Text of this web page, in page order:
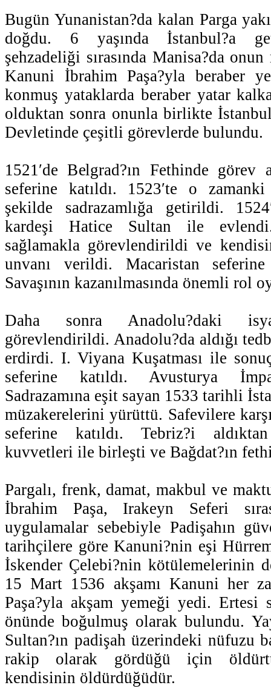
Bugün Yunanistan?da kalan Parga
doğdu. 6 yaşında İstanbul?a
şehzadeliği sırasında Manisa?da
Kanuni İbrahim Paşa?yla beraber
konmuş yataklarda beraber yatar
olduktan sonra onunla birlikte
Devletinde çeşitli görevlerde bulundu.
1521′de Belgrad?ın Fethinde görev
seferine katıldı. 1523′te o
şekilde sadrazamlığa getirildi.
kardeşi Hatice Sultan ile
sağlamakla görevlendirildi ve
unvanı verildi. Macaristan
Savaşının kazanılmasında önemli rol
Daha sonra Anadolu?daki
görevlendirildi. Anadolu?da aldığı
erdirdi. I. Viyana Kuşatması ile
seferine katıldı. Avusturya
Sadrazamına eşit sayan 1533 tarihli
müzakerelerini yürüttü. Safevilere
seferine katıldı. Tebriz?i
kuvvetleri ile birleşti ve Bağdat?ın
Pargalı, frenk, damat, makbul ve
İbrahim Paşa, Irakeyn Seferi
uygulamalar sebebiyle Padişahın
tarihçilere göre Kanuni?nin eşi
İskender Çelebi?nin kötülemelerinin
15 Mart 1536 akşamı Kanuni her
Paşa?yla akşam yemeği yedi. Ertesi
önünde boğulmuş olarak bulundu.
Sultan?ın padişah üzerindeki nüfuzu
rakip olarak gördüğü için
kendisinin öldürdüğüdür.